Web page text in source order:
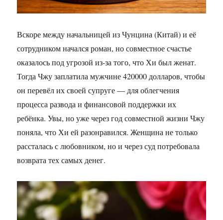
Вскоре между начальницей из Чунцина (Китай) и её
сотрудником начался роман, но совместное счастье
оказалось под угрозой из-за того, что Хи был женат.
Тогда Чжу заплатила мужчине 420000 долларов, чтобы
он перевёл их своей супруге — для облегчения
процесса развода и финансовой поддержки их
ребёнка. Увы, но уже через год совместной жизни Чжу
поняла, что Хи ей разонравился. Женщина не только
рассталась с любовником, но и через суд потребовала
возврата тех самых денег.